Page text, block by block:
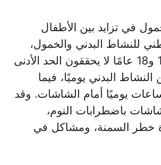
في تزايد بين الأطفال
للنشاط البدني والخمول،
فإن 72.5% من الأطفال بين 10 و18 عامًا لا يحققون الحد الأدنى
البدني يوميًا، فيما
ساعات يوميًا أمام الشاشات. وقد
باضطرابات النوم،
خطر السمنة، ومشاكل في